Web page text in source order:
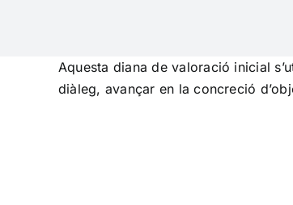
Aquesta diana de valoració inicial
diàleg, avançar en la concreció